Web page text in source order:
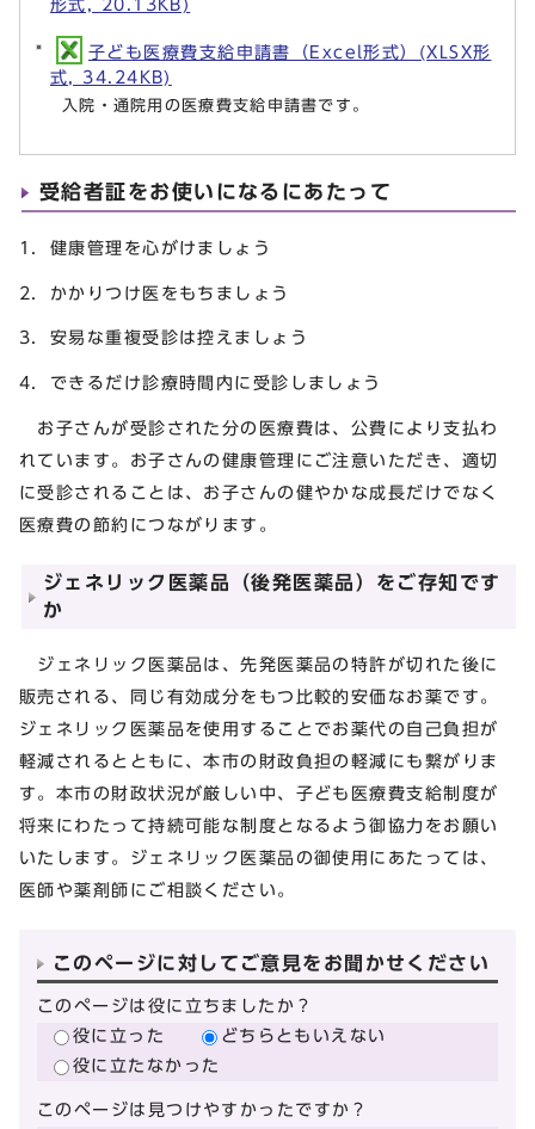
形式, 20.13KB)
子ども医療費支給申請書（Excel形式）(XLSX形
式, 34.24KB)
入院・通院用の医療費支給申請書です。
受給者証をお使いになるにあたって
1．健康管理を心がけましょう
2．かかりつけ医をもちましょう
3．安易な重複受診は控えましょう
4．できるだけ診療時間内に受診しましょう
お子さんが受診された分の医療費は、公費により支払わ
れています。お子さんの健康管理にご注意いただき、適切
に受診されることは、お子さんの健やかな成長だけでなく
医療費の節約につながります。
ジェネリック医薬品（後発医薬品）をご存知です
か
ジェネリック医薬品は、先発医薬品の特許が切れた後に
販売される、同じ有効成分をもつ比較的安価なお薬です。
ジェネリック医薬品を使用することでお薬代の自己負担が
軽減されるとともに、本市の財政負担の軽減にも繋がりま
す。本市の財政状況が厳しい中、子ども医療費支給制度が
将来にわたって持続可能な制度となるよう御協力をお願い
いたします。ジェネリック医薬品の御使用にあたっては、
医師や薬剤師にご相談ください。
このページに対してご意見をお聞かせください
このページは役に立ちましたか？
役に立った
どちらともいえない
役に立たなかった
このページは見つけやすかったですか？